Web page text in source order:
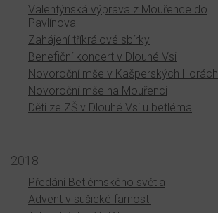
Valentýnská výprava z Mouřence do
Pavlínova
Zahájení tříkrálové sbírky
Benefiční koncert v Dlouhé Vsi
Novoroční mše v Kašperských Horách
Novoroční mše na Mouřenci
Děti ze ZŠ v Dlouhé Vsi u betléma
2018
Předání Betlémského světla
Advent v sušické farnosti